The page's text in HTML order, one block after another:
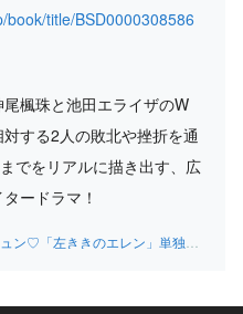
book/title/BSD0000308586
楓珠と池田エライザのW
する2人の敗北や挫折を通
でをリアルに描き出す、広
ードラマ！
のエレン」単独インタビュー – YouTube